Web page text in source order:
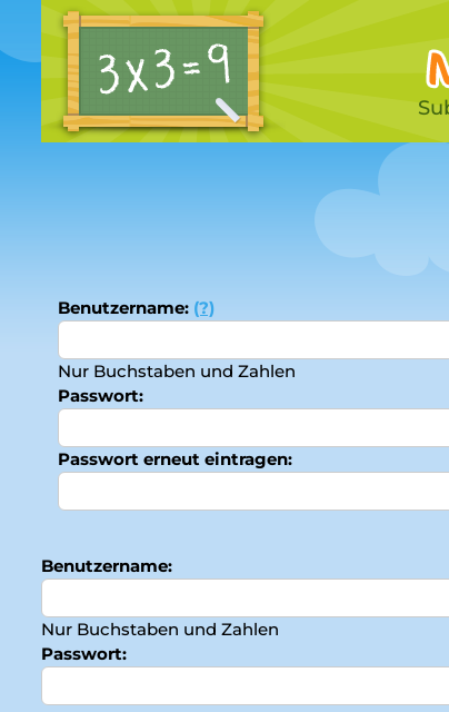
Benutzername: (?)
Nur Buchstaben und Zahlen
Passwort:
Passwort erneut eintragen:
Benutzername:
Nur Buchstaben und Zahlen
Passwort: